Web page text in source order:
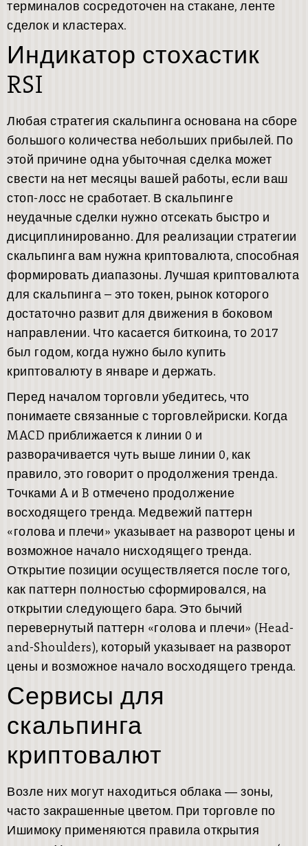
терминалов сосредоточен на стакане, ленте
сделок и кластерах.
Индикатор стохастик
RSI
Любая стратегия скальпинга основана на сборе
большого количества небольших прибылей. По
этой причине одна убыточная сделка может
свести на нет месяцы вашей работы, если ваш
стоп-лосс не сработает. В скальпинге
неудачные сделки нужно отсекать быстро и
дисциплинированно. Для реализации стратегии
скальпинга вам нужна криптовалюта, способная
формировать диапазоны. Лучшая криптовалюта
для скальпинга – это токен, рынок которого
достаточно развит для движения в боковом
направлении. Что касается биткоина, то 2017
был годом, когда нужно было купить
криптовалюту в январе и держать.
Перед началом торговли убедитесь, что
понимаете связанные с торговлейриски. Когда
MACD приближается к линии 0 и
разворачивается чуть выше линии 0, как
правило, это говорит о продолжения тренда.
Точками A и B отмечено продолжение
восходящего тренда. Медвежий паттерн
«голова и плечи» указывает на разворот цены и
возможное начало нисходящего тренда.
Открытие позиции осуществляется после того,
как паттерн полностью сформировался, на
открытии следующего бара. Это бычий
перевернутый паттерн «голова и плечи» (Head-
and-Shoulders), который указывает на разворот
цены и возможное начало восходящего тренда.
Сервисы для
скальпинга
криптовалют
Возле них могут находиться облака ― зоны,
часто закрашенные цветом. При торговле по
Ишимоку применяются правила открытия